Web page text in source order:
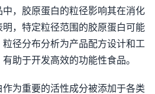
，胶原蛋白的粒径影响其在消化
，特定粒径范围的胶原蛋白可能
径分布分析为产品配方设计和工
助于开发高效的功能性食品。
为重要的活性成分被添加于各类